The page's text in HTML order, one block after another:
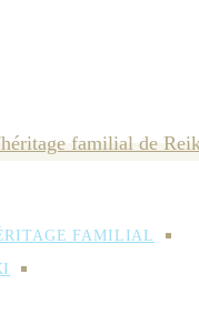
FAMILIAL